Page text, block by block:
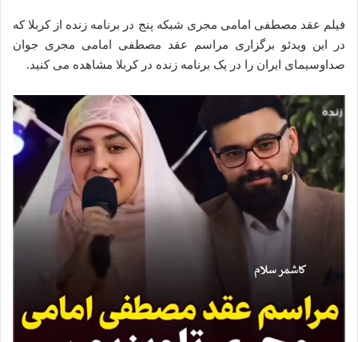
فیلم عقد مصطفی امامی مجری شبکه پنج در برنامه زنده از کربلا که
در این ویدئو برگزاری مراسم عقد مصطفی امامی مجری جوان
صداوسیمای ایران را در یک برنامه زنده در کربلا مشاهده می کنید.